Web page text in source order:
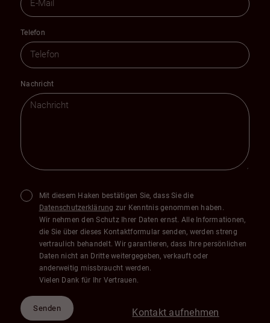
Kontakt aufnehmen
Telefon
Nachricht
Mit diesem Haken bestätigen Sie, dass Sie die
Datenschutzerklärung zur Kenntnis genommen haben.
Wir nehmen den Schutz Ihrer Daten ernst. Alle Informationen,
die Sie über dieses Kontaktformular senden, werden streng
vertraulich behandelt. Wir garantieren, dass Ihre persönlichen
Daten nicht an Dritte weitergegeben, verkauft oder
anderweitig missbraucht werden.
Vielen Dank für Ihr Vertrauen.
Senden